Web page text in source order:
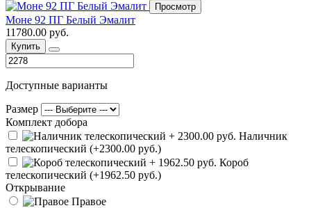
Просмотр
Моне 92 ПГ Белый Эмалит
11780.00 руб.
Купить
Доступные варианты
Размер
Комплект добора
Наличник
телескопический (+2300.00 руб.)
Короб
телескопический (+1962.50 руб.)
Открывание
Правое